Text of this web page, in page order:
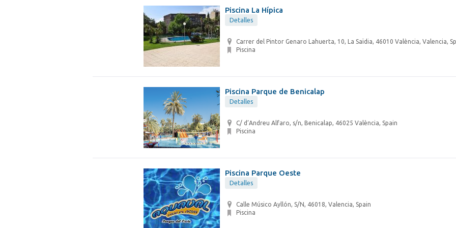
Piscina La Hípica
Detalles
Carrer del Pintor Genaro Lahuerta, 10, La Saïdia, 46010 València, Valencia,
Piscina
Piscina Parque de Benicalap
Detalles
C/ d’Andreu Alfaro, s/n, Benicalap, 46025 València, Spain
Piscina
Piscina Parque Oeste
Detalles
Calle Músico Ayllón, S/N, 46018, Valencia, Spain
Piscina